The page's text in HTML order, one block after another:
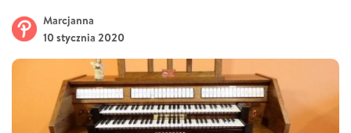
Marcjanna
10 stycznia 2020